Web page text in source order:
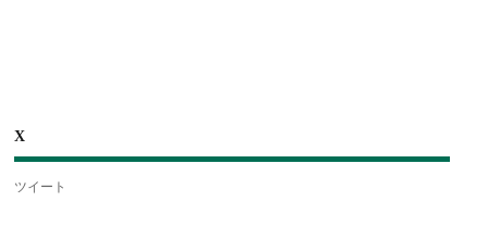
X
ツイート